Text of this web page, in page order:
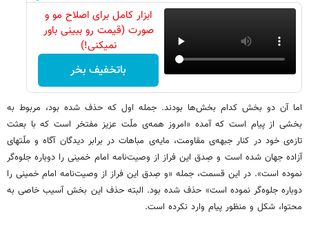
ابزار کامل برای اصلاح مو و
صورت (قیمت رو ببینی باور
نمیکنی!)
باتخفیف بخر
اما آن دو بخش کدام بخش‌ها بودند. جمله اول که حذف شده بود، مربوط به
بخشی از پیام است که آمده «امروز همه‌ی ملّت عزیز مفتخر است که با بعثت
تازه‌ی خود در کنار جبهه‌ی مقاومت، مایه‌ی مباهات در برابر دیدگان آگاه و ملّتهای
آزاده جهان شده است و صِدق این فراز از وصیت‌نامه امام خمینی را دوباره جلوه‌گر
نموده است». در این قسمت، جمله «و صِدق این فراز از وصیت‌نامه امام خمینی را
دوباره جلوه‌گر نموده است» حذف شده بود. البته حذف این بخش آسیب خاصی به
محتوا، شکل و منظور پیام وارد نکرده است.